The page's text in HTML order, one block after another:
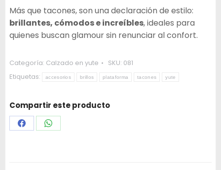
Más que tacones, son una declaración de estilo:
brillantes, cómodos e increíbles, ideales para
quienes buscan glamour sin renunciar al confort.
Categoría: Calzado en yute SKU: 081
Etiquetas:
accesorios brillos plataforma tacones yute
Compartir este producto
Share Share